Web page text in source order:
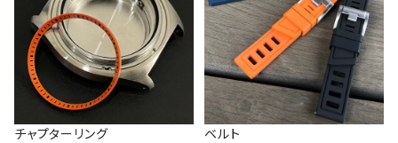
チャプターリング
ベルト